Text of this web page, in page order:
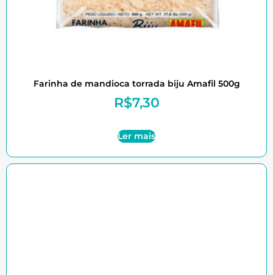
Farinha de mandioca torrada biju Amafil 500g
R$7,30
Ler mais